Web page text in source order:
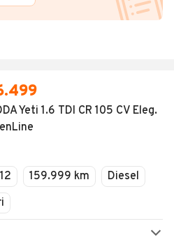
Yeti 1.6 TDI CR 105 CV Eleg.
159.999 km
Diesel